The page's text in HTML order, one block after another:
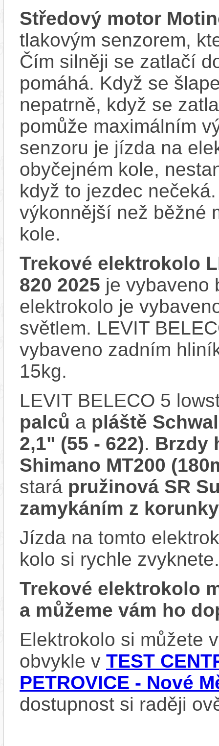
Středový motor
tlakovým senzorem,
Čím silněji se zatlačí
pomáhá. Když se
nepatrně, když se
pomůže maximálním
senzoru je jízda na
obyčejném kole,
když to jezdec
výkonnější než běžné
kole.
Trekové elektrokolo
820 2025 je vybaveno
elektrokolo je
světlem. LEVIT
vybaveno zadním
15kg.
LEVIT BELECO 5
palců a pláště
2,1" (55 - 622). Brzdy
Shimano MT200
stará pružinová SR
zamykáním z
Jízda na tomto
kolo si rychle zvyknete.
Trekové elektrokolo
a můžeme vám ho
Elektrokolo si můžete
obvykle v TEST
PETROVICE - Nové
dostupnost si raději